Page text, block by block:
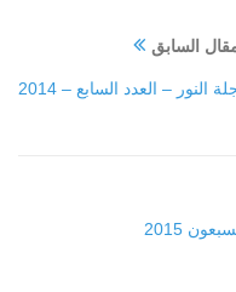
السابق
النور – العدد السابع – 2014
2015